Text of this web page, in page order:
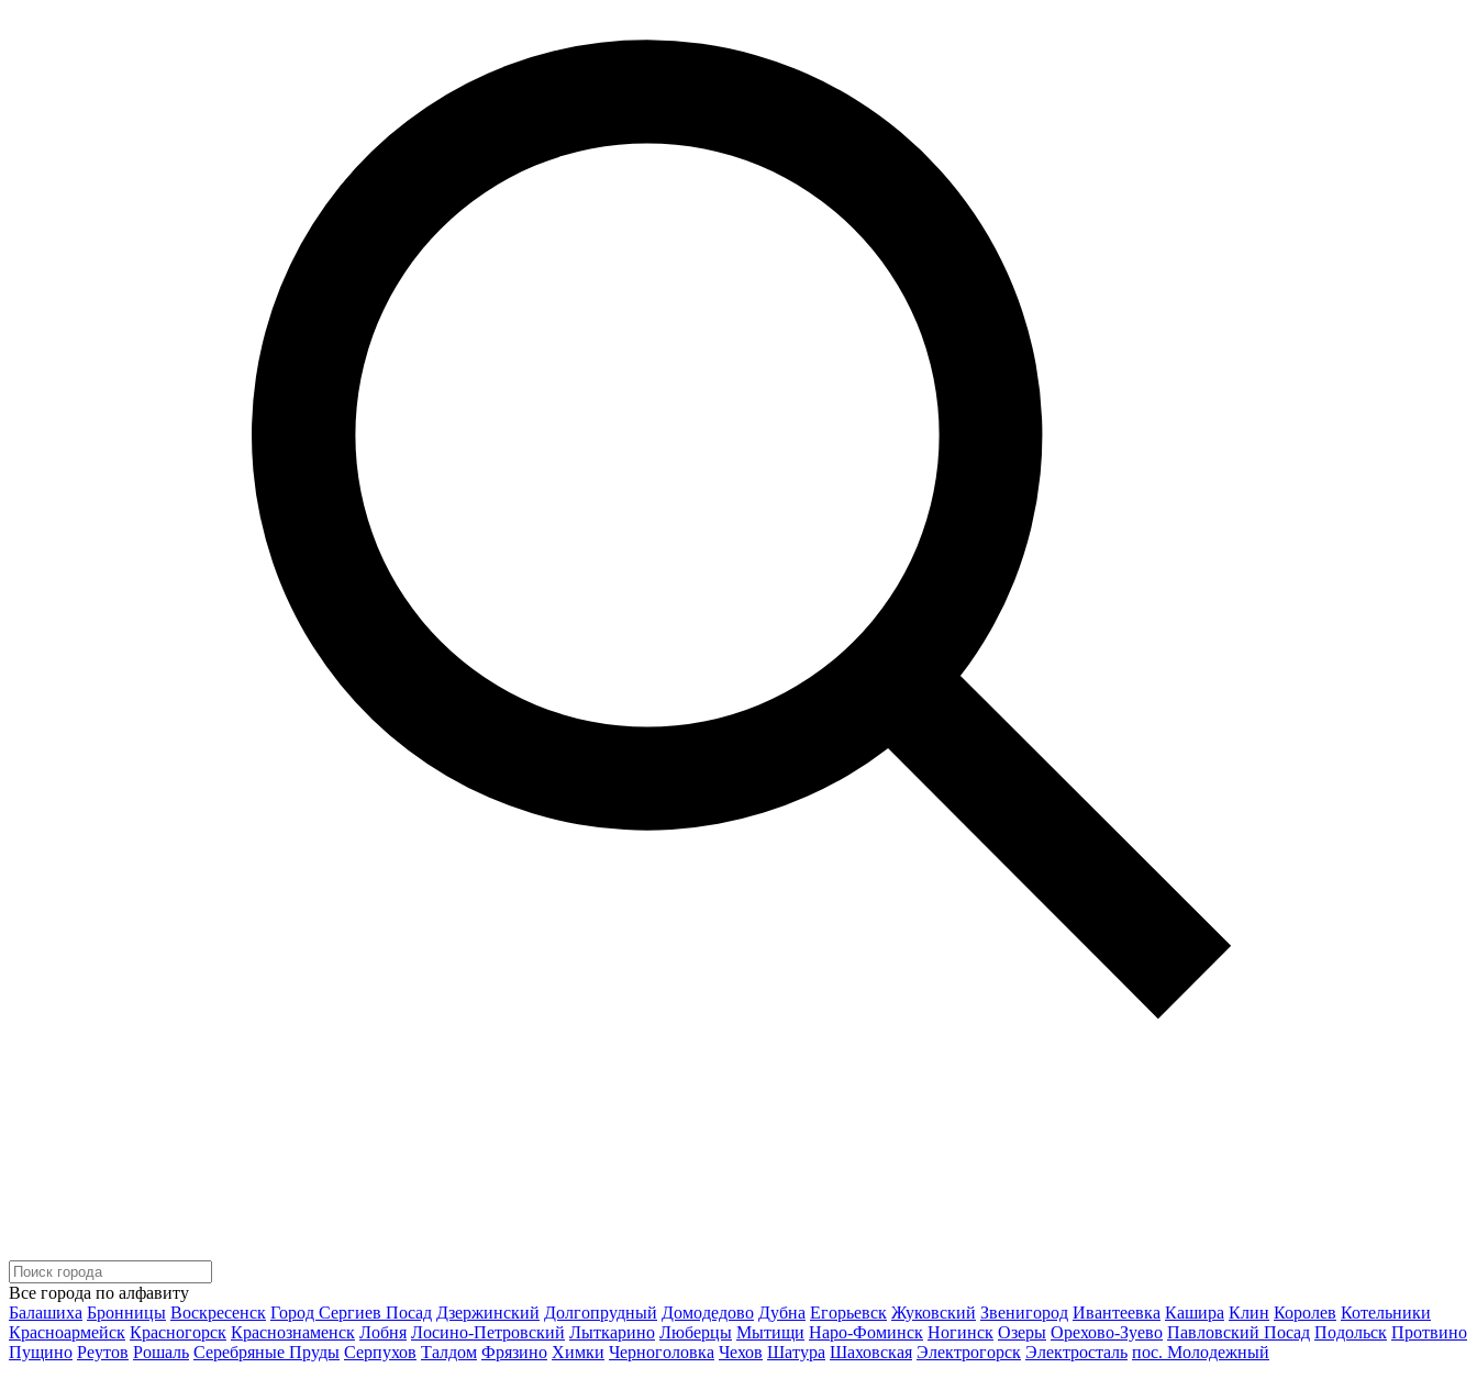
Все города по алфавиту
Балашиха Бронницы Воскресенск Город Сергиев Посад Дзержинский Долгопрудный Домодедово Дубна Егорьевск Жуковский Звенигород Ивантеевка Кашира Клин Королев Котельники
Красноармейск Красногорск Краснознаменск Лобня Лосино-Петровский Лыткарино Люберцы Мытищи Наро-Фоминск Ногинск Озеры Орехово-Зуево Павловский Посад Подольск Протвино
Пущино Реутов Рошаль Серебряные Пруды Серпухов Талдом Фрязино Химки Черноголовка Чехов Шатура Шаховская Электрогорск Электросталь пос. Молодежный